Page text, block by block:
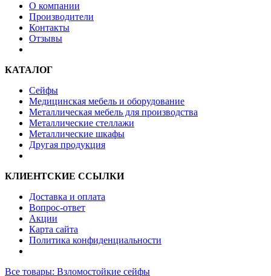
О компании
Производители
Контакты
Отзывы
КАТАЛОГ
Сейфы
Медицинская мебель и оборудование
Металлическая мебель для производства
Металлические стеллажи
Металлические шкафы
Другая продукция
КЛИЕНТСКИЕ ССЫЛКИ
Доставка и оплата
Вопрос-ответ
Акции
Карта сайта
Политика конфиденциальности
Все товары: Взломостойкие сейфы